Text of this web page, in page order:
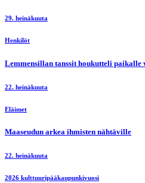
29. heinäkuuta
Henkilöt
Lemmensillan tanssit houkutteli paikalle
22. heinäkuuta
Eläimet
Maaseudun arkea ihmisten nähtäville
22. heinäkuuta
2026 kulttuuripääkaupunkivuosi